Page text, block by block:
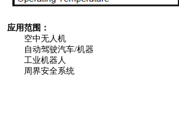
应用范围：
空中无人机
自动驾驶汽车/机器
工业机器人
周界安全系统